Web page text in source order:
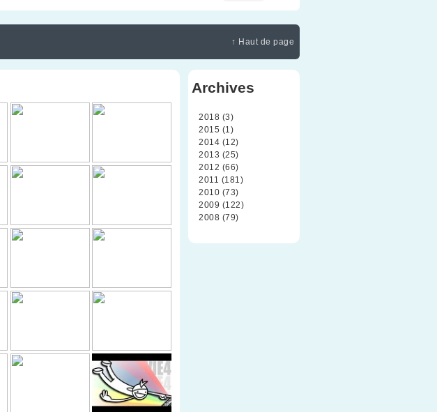
↑ Haut de page
Archives
2018 (3)
2015 (1)
2014 (12)
2013 (25)
2012 (66)
2011 (181)
2010 (73)
2009 (122)
2008 (79)